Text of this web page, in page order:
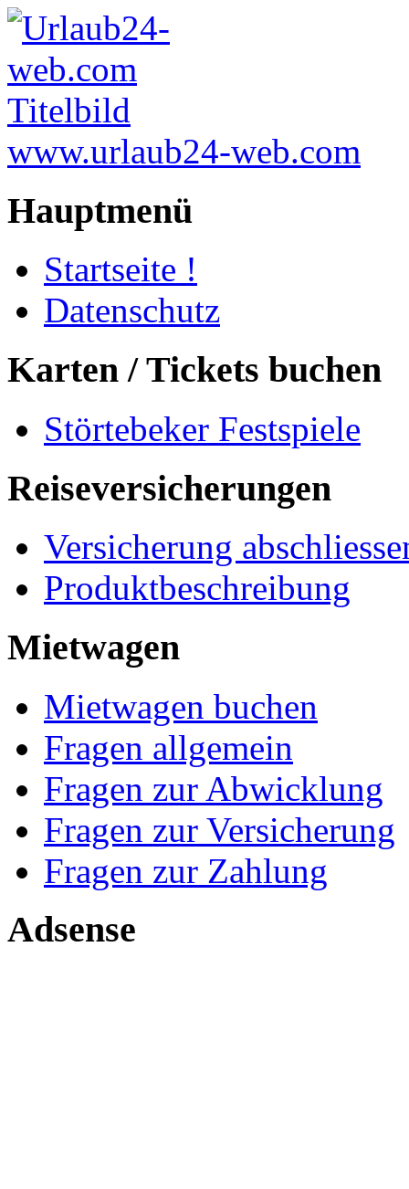
www.urlaub24-web.com
Hauptmenü
Startseite !
Datenschutz
Karten / Tickets buchen
Störtebeker Festspiele
Reiseversicherungen
Versicherung
Produktbeschreibung
Mietwagen
Mietwagen buchen
Fragen allgemein
Fragen zur Abwicklung
Fragen zur Versicherung
Fragen zur Zahlung
Adsense